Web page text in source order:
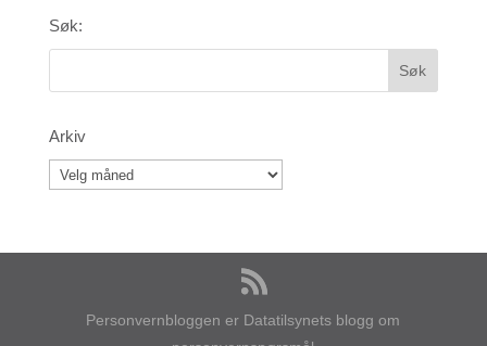
Søk:
Arkiv
Personvernbloggen er Datatilsynets blogg om